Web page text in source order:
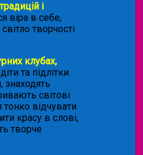
і
віра в себе,
творчості
клубах,
та підлітки
знаходять
світові
тонко відчувати
красу в слові,
творче